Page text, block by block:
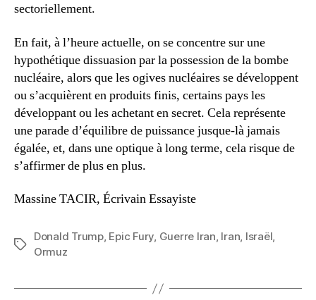
sectoriellement.
En fait, à l’heure actuelle, on se concentre sur une
hypothétique dissuasion par la possession de la bombe
nucléaire, alors que les ogives nucléaires se développent
ou s’acquièrent en produits finis, certains pays les
développant ou les achetant en secret. Cela représente
une parade d’équilibre de puissance jusque-là jamais
égalée, et, dans une optique à long terme, cela risque de
s’affirmer de plus en plus.
Massine TACIR, Écrivain Essayiste
Étiquettes
Donald Trump, Epic Fury, Guerre Iran, Iran, Israël,
Ormuz